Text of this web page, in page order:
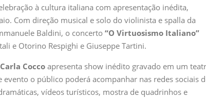
à cultura italiana com apresentação inédita,
Com direção musical e solo do violinista e spalla da
Baldini, o concerto “O Virtuosismo Italiano”
e Otorino Respighi e Giuseppe Tartini.
Coccoapresenta show inédito gravado em um
o público poderá acompanhar nas redes sociais
vídeos turísticos, mostra de quadrinhos e